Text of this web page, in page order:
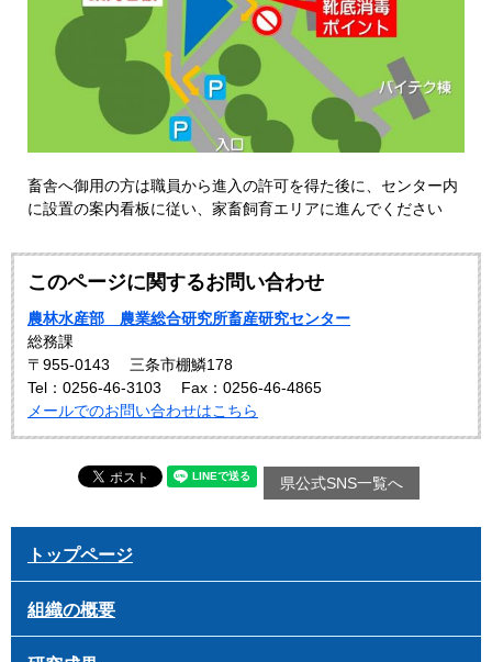
畜舎へ御用の方は職員から進入の許可を得た後に、センター内
に設置の案内看板に従い、家畜飼育エリアに進んでください
このページに関するお問い合わせ
農林水産部 農業総合研究所畜産研究センター
総務課
〒955-0143
三条市棚鱗178
Tel：0256-46-3103
Fax：0256-46-4865
メールでのお問い合わせはこちら
県公式SNS一覧へ
トップページ
組織の概要